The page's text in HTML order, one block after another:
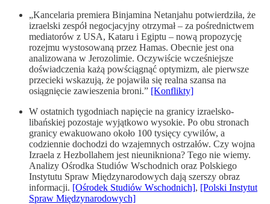
„Kancelaria premiera Binjamina Netanjahu potwierdziła, że
izraelski zespół negocjacyjny otrzy­mał – za pośrednictwem
mediatorów z USA, Kataru i Egiptu – nową propozycję
rozejmu wystosowaną przez Hamas. Obecnie jest ona
analizowana w Jerozolimie. Oczywiście wcześ­niej­sze
doświadczenia każą powściągnąć optymizm, ale pierwsze
przecieki wskazują, że pojawiła się realna szansa na
osiągnięcie zawieszenia broni.” [Konflikty]
W ostatnich tygodniach napięcie na granicy izraelsko-
libańskiej pozostaje wyjątkowo wysokie. Po obu stronach
granicy ewakuowano około 100 tysięcy cywilów, a
codziennie dochodzi do wzajemnych ostrzałów. Czy wojna
Izraela z Hezbollahem jest nieunikniona? Tego nie wiemy.
Analizy Ośrodka Studiów Wschodnich oraz Polskiego
Instytutu Spraw Międzynarodowych dają szerszy obraz
informacji. [Ośrodek Studiów Wschodnich], [Polski Instytut
Spraw Międzynarodowych]